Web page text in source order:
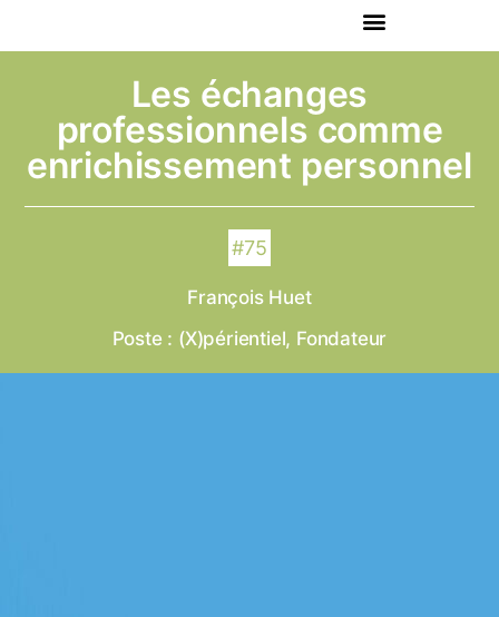
Les échanges
professionnels comme
enrichissement personnel
#75
François Huet
Poste : (X)périentiel, Fondateur